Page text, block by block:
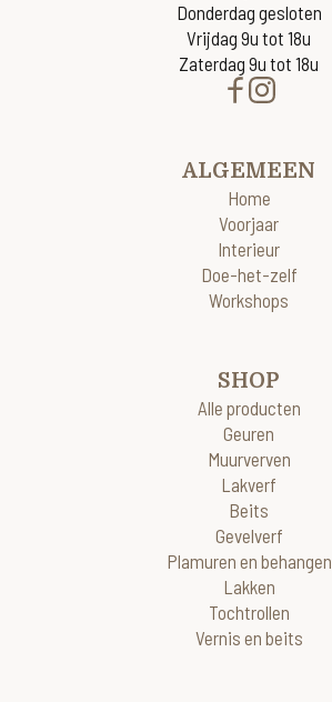
Donderdag gesloten
Vrijdag 9u tot 18u
Zaterdag 9u tot 18u
ALGEMEEN
Home
Voorjaar
Interieur
Doe-het-zelf
Workshops
SHOP
Alle producten
Geuren
Muurverven
Lakverf
Beits
Gevelverf
Plamuren en behangen
Lakken
Tochtrollen
Vernis en beits